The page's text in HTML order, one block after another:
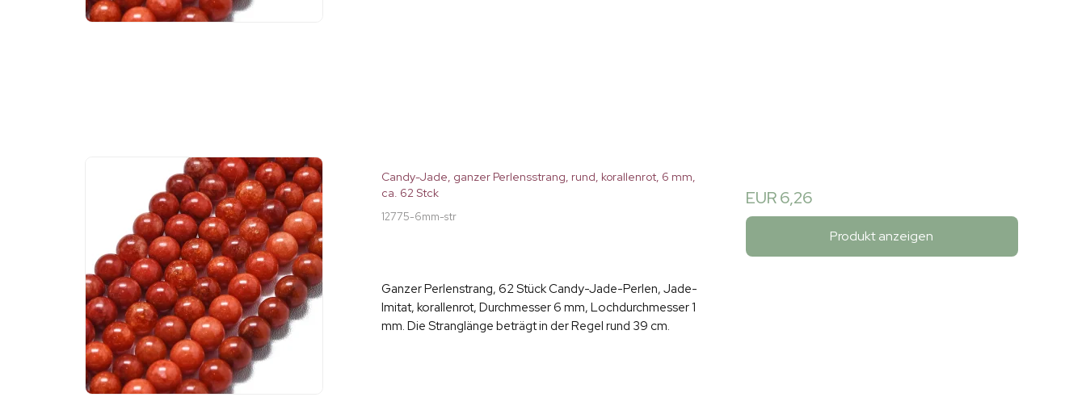
Candy-Jade, ganzer Perlensstrang, rund, korallenrot, 6 mm,
ca. 62 Stck
12775-6mm-str
Ganzer Perlenstrang, 62 Stück Candy-Jade-Perlen, Jade-
Imitat, korallenrot, Durchmesser 6 mm, Lochdurchmesser 1
mm. Die Stranglänge beträgt in der Regel rund 39 cm.
EUR 6,26
Produkt anzeigen